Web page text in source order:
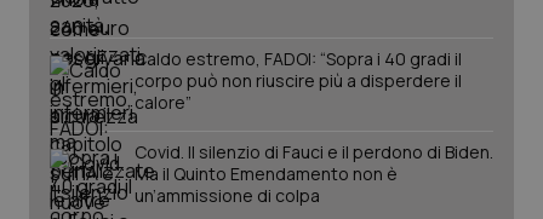
Caldo estremo, FADOI: “Sopra i 40 gradi il
corpo può non riuscire più a disperdere il
calore”
Covid. Il silenzio di Fauci e il perdono di Biden.
Ma il Quinto Emendamento non è
un’ammissione di colpa